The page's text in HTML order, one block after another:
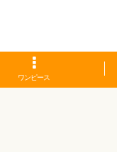
ワンピース